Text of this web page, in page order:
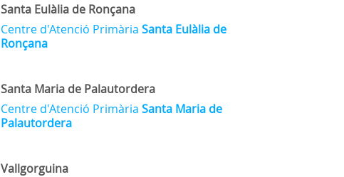
Santa Eulàlia de Ronçana
Centre d'Atenció PrimàriaSanta Eulàlia de
Ronçana
Santa Maria de Palautordera
Centre d'Atenció PrimàriaSanta Maria de
Palautordera
Vallgorguina